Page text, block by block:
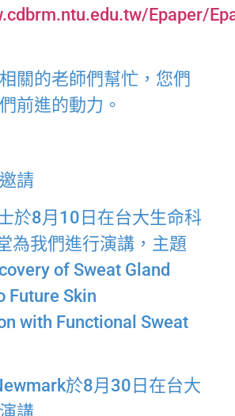
Epaper/
關的老師們幫忙，您們
前進的動力。
請
於8月10日在台大生命科
為我們進行演講，主題
of Sweat Gland
Future Skin
with Functional Sweat
於8月30日在台大
講